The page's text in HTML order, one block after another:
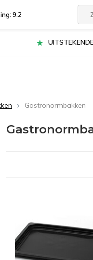
9.2
Gastronormbakken